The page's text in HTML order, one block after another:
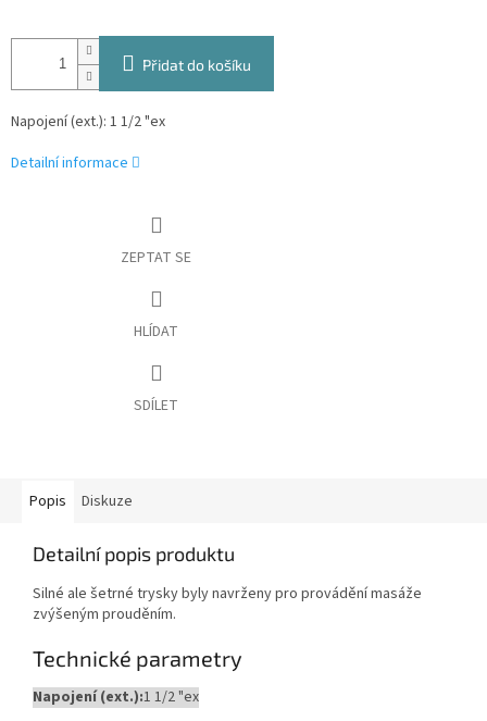
cena:
Přidat do košíku
Napojení (ext.): 1 1/2 "ex
Detailní informace
ZEPTAT SE
HLÍDAT
SDÍLET
Popis Diskuze
Detailní popis produktu
Silné ale šetrné trysky byly navrženy pro provádění masáže
zvýšeným prouděním.
Technické parametry
Napojení (ext.):1 1/2 "ex